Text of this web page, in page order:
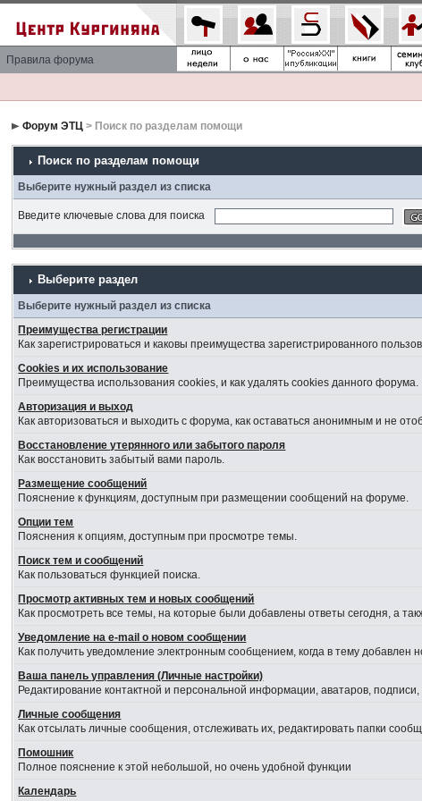
Правила форума
Форум ЭТЦ > Поиск по разделам помощи
Поиск по разделам помощи
Выберите нужный раздел из списка
Введите ключевые слова для поиска
Выберите раздел
Выберите нужный раздел из списка
Преимущества регистрации
Как зарегистрироваться и каковы преимущества зарегистрированного
Cookies и их использование
Преимущества использования cookies, и как удалять cookies данного форума.
Авторизация и выход
Как авторизоваться и выходить с форума, как оставаться анонимным и не
Восстановление утерянного или забытого пароля
Как восстановить забытый вами пароль.
Размещение сообщений
Пояснение к функциям, доступным при размещении сообщений на форуме.
Опции тем
Пояснения к опциям, доступным при просмотре темы.
Поиск тем и сообщений
Как пользоваться функцией поиска.
Просмотр активных тем и новых сообщений
Как просмотреть все темы, на которые были добавлены ответы сегодня, а
Уведомление на е-mail о новом сообщении
Как получить уведомление электронным сообщением, когда в тему добавлен
Ваша панель управления (Личные настройки)
Редактирование контактной и персональной информации, аватаров,
Личные сообщения
Как отсылать личные сообщения, отслеживать их, редактировать папки
Помошник
Полное пояснение к этой небольшой, но очень удобной функции
Календарь